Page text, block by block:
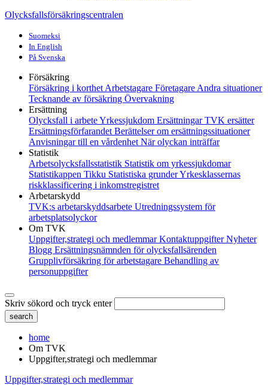
Olycksfallsförsäkringscentralen
Suomeksi
In English
På Svenska
Försäkring
Försäkring i korthet Arbetstagare Företagare Andra situationer
Tecknande av försäkring Övervakning
Ersättning
Olycksfall i arbeteYrkessjukdom ErsättningarTVK ersätter
Ersättningsförfarandet Berättelser om ersättningssituationer
Anvisningar till en vårdenhet När olyckan inträffar
Statistik
Arbetsolycksfallsstatistik Statistik om yrkessjukdomar
Statistikappen Tikku Statistiska grunderYrkesklassernas
riskklassificering i inkomstregistret
Arbetarskydd
TVK:s arbetarskyddsarbete Utredningssystem för
arbetsplatsolyckor
Om TVK
Uppgifter,strategi och medlemmarKontaktuppgifterNyheter
Blogg Ersättningsnämnden för olycksfallsärenden
Grupplivförsäkring för arbetstagare Behandling av
personuppgifter
Skriv sökord och tryck enter
home
Om TVK
Uppgifter,strategi och medlemmar
Uppgifter,strategi och medlemmar